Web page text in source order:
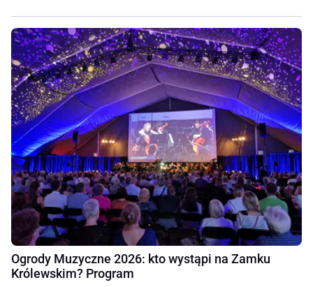
Ogrody Muzyczne 2026: kto wystąpi na Zamku
Królewskim? Program